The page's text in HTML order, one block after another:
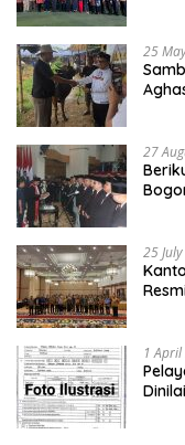
25
27
25
1